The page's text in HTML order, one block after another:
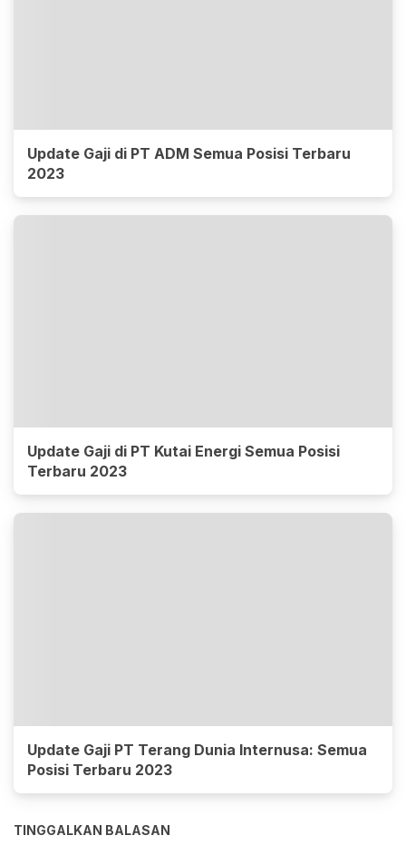
Update Gaji di PT ADM Semua Posisi Terbaru
2023
Update Gaji di PT Kutai Energi Semua Posisi
Terbaru 2023
Update Gaji PT Terang Dunia Internusa: Semua
Posisi Terbaru 2023
TINGGALKAN BALASAN